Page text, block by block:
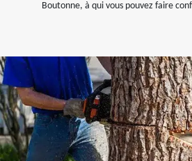
Boutonne, à qui vous pouvez faire